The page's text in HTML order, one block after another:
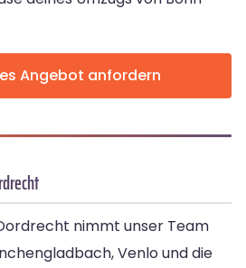
Angebot anfordern
nimmt unser Team
Venlo und die